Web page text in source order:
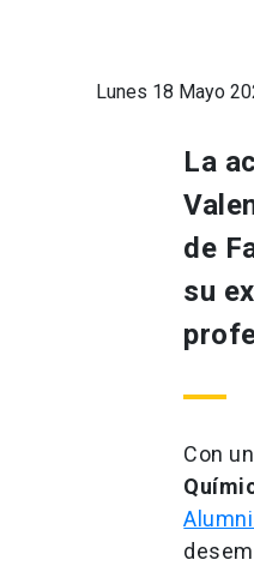
Lunes 18 Mayo
La
de
su
Con
Alumni